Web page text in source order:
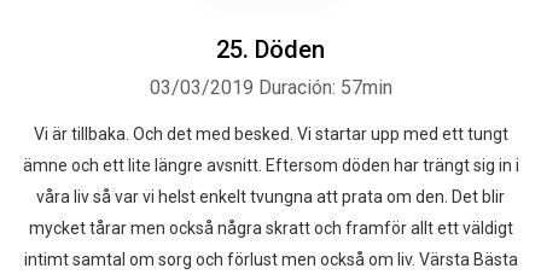
25. Döden
03/03/2019 Duración: 57min
Vi är tillbaka. Och det med besked. Vi startar upp med ett tungt
ämne och ett lite längre avsnitt. Eftersom döden har trängt sig in i
våra liv så var vi helst enkelt tvungna att prata om den. Det blir
mycket tårar men också några skratt och framför allt ett väldigt
intimt samtal om sorg och förlust men också om liv. Värsta Bästa